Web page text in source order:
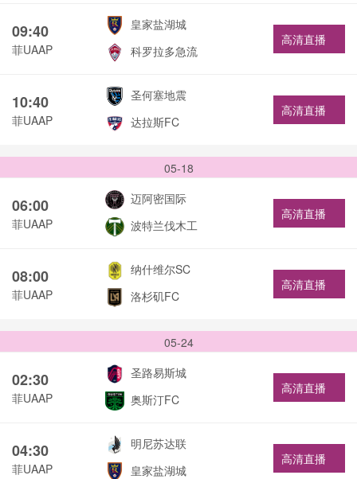
09:40
菲UAAP
皇家盐湖城
科罗拉多急流
高清直播
10:40
菲UAAP
圣何塞地震
达拉斯FC
高清直播
05-18
06:00
菲UAAP
迈阿密国际
波特兰伐木工
高清直播
08:00
菲UAAP
纳什维尔SC
洛杉矶FC
高清直播
05-24
02:30
菲UAAP
圣路易斯城
奥斯汀FC
高清直播
04:30
菲UAAP
明尼苏达联
皇家盐湖城
高清直播